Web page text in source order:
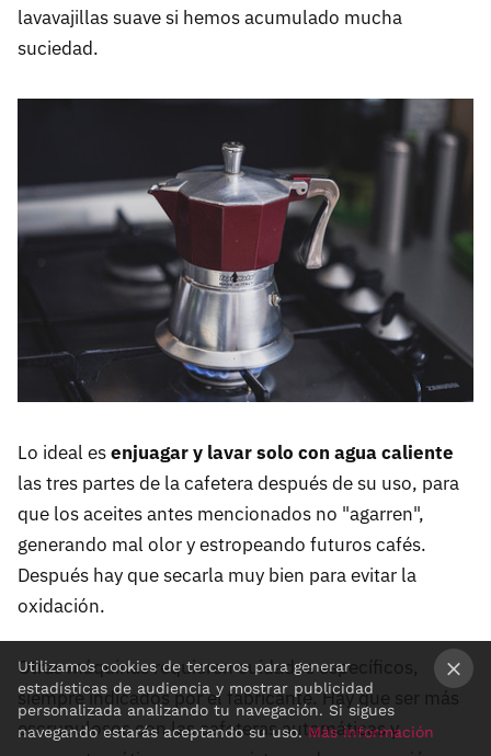
lavavajillas suave si hemos acumulado mucha
suciedad.
Lo ideal esenjuagar y lavar solo con agua caliente
las tres partes de la cafetera después de su uso, para
que los aceites antes mencionados no "agarren",
generando mal olor y estropeando futuros cafés.
Después hay que secarla muy bien para evitar la
oxidación.
Otras máquinas requieren cuidados específicos,
siempre indicados por el fabricante. Hay que ser más
escrupulosos con las cafeteras automáticas y
×
Utilizamos cookies de terceros para generar
estadísticas de audiencia y mostrar publicidad
personalizada analizando tu navegación. Si sigues
navegando estarás aceptando su uso.Más información